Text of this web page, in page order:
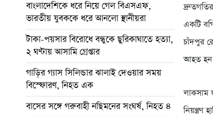
বাংলাদেশিকে ধরে নিয়ে গেল বিএসএফ,
ভারতীয় যুবককে ধরে আনলো স্থানীয়রা
টাকা-পয়সার বিরোধে বন্ধুকে ছুরিকাঘাতে হত্যা,
২ ঘণ্টায় আসামি গ্রেপ্তার
গাড়ির গ্যাস সিলিন্ডার ঝালাই দেওয়ার সময়
বিস্ফোরণ, নিহত এক
বাসের সঙ্গে গরুবাহী নছিমনের সংঘর্ষ, নিহত ৪
দ্রুতগতির
একটি
চাঁদপুর
আহত হন।
লাকসাম
নিয়ন্ত্রণ